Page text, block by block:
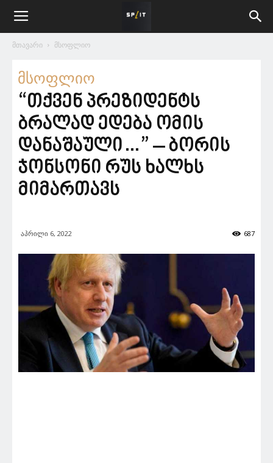
მთავარი მსოფლიო
მსოფლიო
“თქვენ პრეზიდენტს
ბრალად ედება ომის
დანაშაული…” – ბორის
ჯონსონი რუს ხალხს
მიმართავს
აპრილი 6, 2022 687